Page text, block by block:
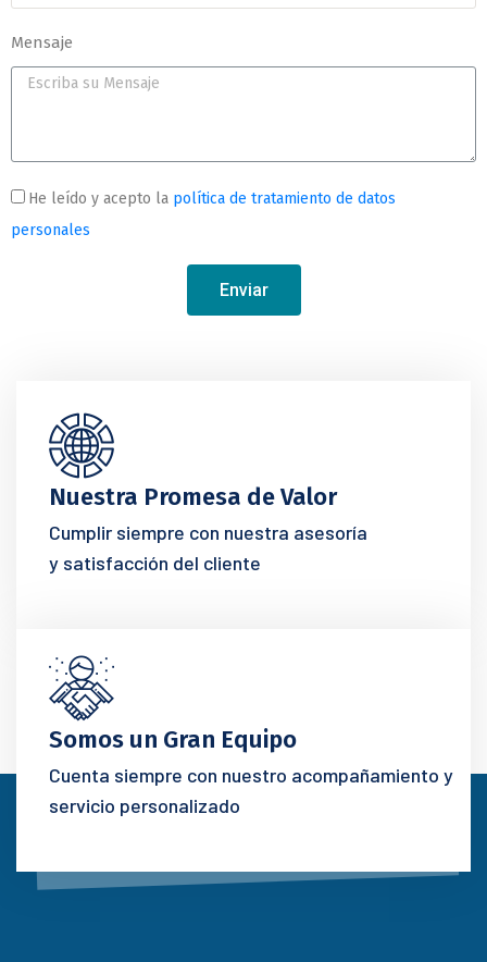
Mensaje
He leído y acepto la política de tratamiento de datos
personales
Enviar
Nuestra Promesa de Valor
Cumplir siempre con nuestra asesoría
y satisfacción del cliente
Somos un Gran Equipo
Cuenta siempre con nuestro acompañamiento y
servicio personalizado